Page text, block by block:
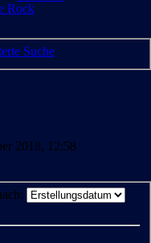
Rock
Suche
2018, 12:58